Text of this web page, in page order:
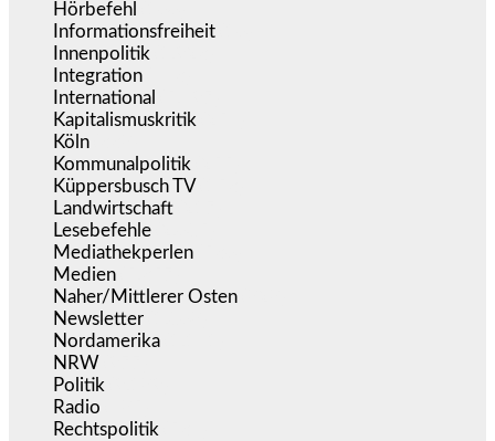
Hörbefehl
Informationsfreiheit
Innenpolitik
Integration
International
Kapitalismuskritik
Köln
Kommunalpolitik
Küppersbusch TV
Landwirtschaft
Lesebefehle
Mediathekperlen
Medien
Naher/Mittlerer Osten
Newsletter
Nordamerika
NRW
Politik
Radio
Rechtspolitik